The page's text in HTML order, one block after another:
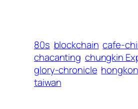
80s blockchain cafe-
chacanting chungkin
glory-chronicle
taiwan